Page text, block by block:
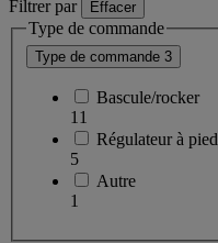
Filtrer par Effacer
Type de commande
Type de commande 3
Bascule/rocker
11
Régulateur à pied
5
Autre
1